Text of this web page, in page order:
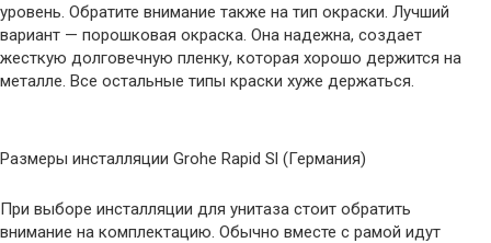
уровень. Обратите внимание также на тип окраски. Лучший
вариант — порошковая окраска. Она надежна, создает
жесткую долговечную пленку, которая хорошо держится на
металле. Все остальные типы краски хуже держаться.
Размеры инсталляции Grohe Rapid Sl (Германия)
При выборе инсталляции для унитаза стоит обратить
внимание на комплектацию. Обычно вместе с рамой идут